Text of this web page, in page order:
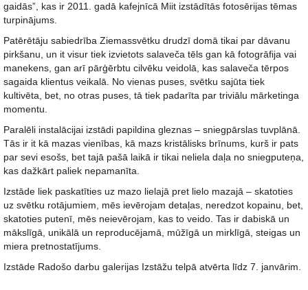
gaidās”, kas ir 2011. gadā kafejnīcā Miit izstādītās fotosērijas tēmas
turpinājums.
Patērētāju sabiedrība Ziemassvētku drudzī domā tikai par dāvanu
pirkšanu, un it visur tiek izvietots salaveča tēls gan kā fotogrāfija vai
manekens, gan arī pārģērbtu cilvēku veidolā, kas salaveča tērpos
sagaida klientus veikalā. No vienas puses, svētku sajūta tiek
kultivēta, bet, no otras puses, tā tiek padarīta par triviālu mārketinga
momentu.
Paralēli instalācijai izstādi papildina gleznas – sniegpārslas tuvplānā.
Tās ir it kā mazas vienības, kā mazs kristālisks brīnums, kurš ir pats
par sevi esošs, bet tajā pašā laikā ir tikai neliela daļa no sniegputeņa,
kas dažkārt paliek nepamanīta.
Izstāde liek paskatīties uz mazo lielajā pret lielo mazajā – skatoties
uz svētku rotājumiem, mēs ievērojam detaļas, neredzot kopainu, bet,
skatoties putenī, mēs neievērojam, kas to veido. Tas ir dabiskā un
mākslīgā, unikālā un reproducējamā, mūžīgā un mirklīgā, steigas un
miera pretnostatījums.
Izstāde Radošo darbu galerijas Izstāžu telpā atvērta līdz 7. janvārim.